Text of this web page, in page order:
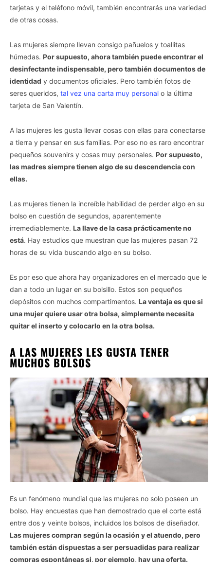
tarjetas y el teléfono móvil, también encontrarás una variedad
de otras cosas.
Las mujeres siempre llevan consigo pañuelos y toallitas
húmedas. Por supuesto, ahora también puede encontrar el
desinfectante indispensable, pero también documentos de
identidad y documentos oficiales. Pero también fotos de
seres queridos, tal vez una carta muy personal o la última
tarjeta de San Valentín.
A las mujeres les gusta llevar cosas con ellas para conectarse
a tierra y pensar en sus familias. Por eso no es raro encontrar
pequeños souvenirs y cosas muy personales. Por supuesto,
las madres siempre tienen algo de su descendencia con
ellas.
Las mujeres tienen la increíble habilidad de perder algo en su
bolso en cuestión de segundos, aparentemente
irremediablemente. La llave de la casa prácticamente no
está. Hay estudios que muestran que las mujeres pasan 72
horas de su vida buscando algo en su bolso.
Es por eso que ahora hay organizadores en el mercado que le
dan a todo un lugar en su bolsillo. Estos son pequeños
depósitos con muchos compartimentos. La ventaja es que si
una mujer quiere usar otra bolsa, simplemente necesita
quitar el inserto y colocarlo en la otra bolsa.
A LAS MUJERES LES GUSTA TENER
MUCHOS BOLSOS
Es un fenómeno mundial que las mujeres no solo poseen un
bolso. Hay encuestas que han demostrado que el corte está
entre dos y veinte bolsos, incluidos los bolsos de diseñador.
Las mujeres compran según la ocasión y el atuendo, pero
también están dispuestas a ser persuadidas para realizar
compras espontáneas si, por ejemplo, hay una oferta.